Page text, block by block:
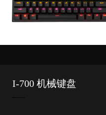
I-700 机械键盘